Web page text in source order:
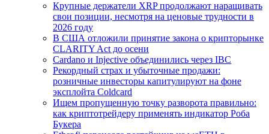
Крупные держатели XRP продолжают наращивать
свои позиции, несмотря на ценовые трудности в
2026 году
В США отложили принятие закона о крипторынке
CLARITY Act до осени
Cardano и Injective объединились через IBC
Рекордный страх и убыточные продажи:
розничные инвесторы капитулируют на фоне
эксплойта Coldcard
Ищем пропущенную точку разворота правильно:
как криптотрейдеру применять индикатор Роба
Букера